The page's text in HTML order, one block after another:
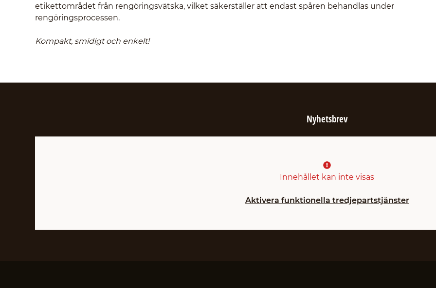
etikettområdet från rengöringsvätska, vilket säkerställer att endast spåren behandlas under
rengöringsprocessen.
Kompakt, smidigt och enkelt!
Nyhetsbrev
Innehållet kan inte visas
Aktivera funktionella tredjepartstjänster